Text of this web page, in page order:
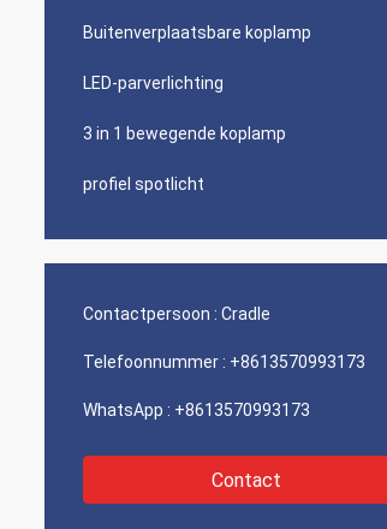
Buitenverplaatsbare koplamp
LED-parverlichting
3 in 1 bewegende koplamp
profiel spotlicht
Contactpersoon : Cradle
Telefoonnummer : +8613570993173
WhatsApp : +8613570993173
Contact